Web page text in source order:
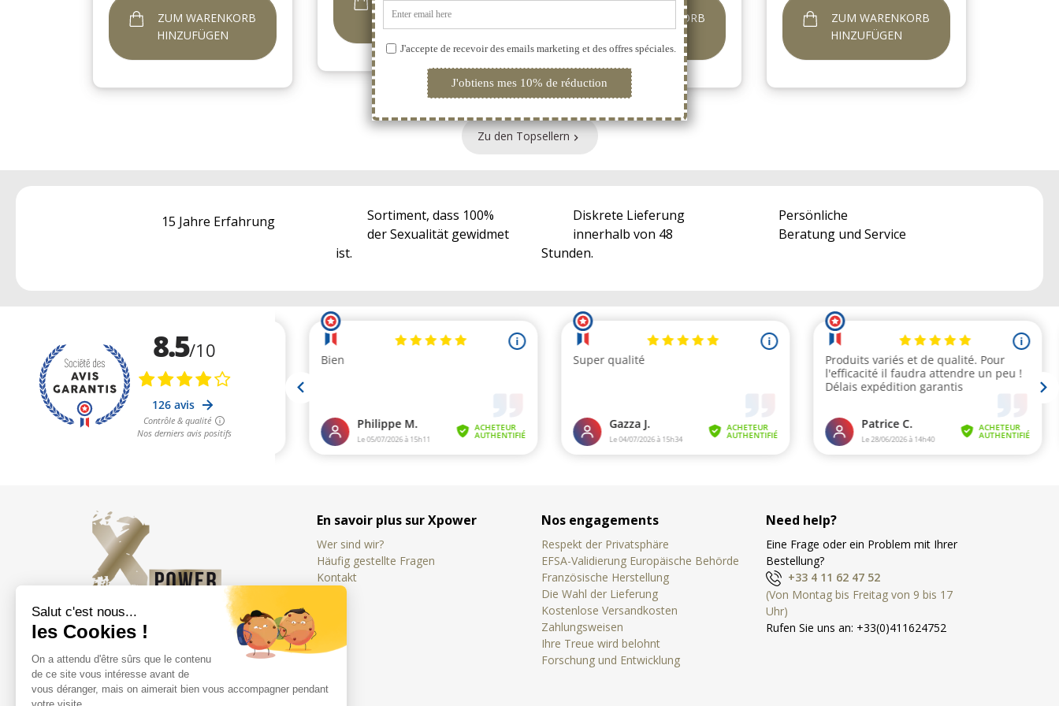
HINZUFÜGEN
HINZUFÜGEN
HINZUFÜGEN
Zu den Topsellern 
15 Jahre Erfahrung
Sortiment, dass 100%
der Sexualität gewidmet
ist.
Diskrete Lieferung
innerhalb von 48
Stunden.
Persönliche
Beratung und Service
Französischer Spezialist für
Nahrungsergänzungsmittel
für die Sexualität und
Fruchtbarkeit von Mann und
Frau
En savoir plus sur Xpower
Wer sind wir?
Häufig gestellte Fragen
Kontakt
Nos engagements
Respekt der Privatsphäre
EFSA-Validierung Europäische Behörde
Französische Herstellung
Die Wahl der Lieferung
Kostenlose Versandkosten
Zahlungsweisen
Ihre Treue wird belohnt
Forschung und Entwicklung
Need help?
Eine Frage oder ein Problem mit Ihrer
Bestellung?
+33 4 11 62 47 52
(Von Montag bis Freitag von 9 bis 17
Uhr)
Rufen Sie uns an: +33(0)411624752